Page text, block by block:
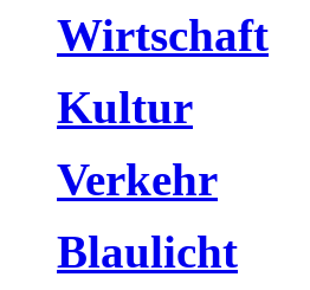
Wirtschaft
Kultur
Verkehr
Blaulicht